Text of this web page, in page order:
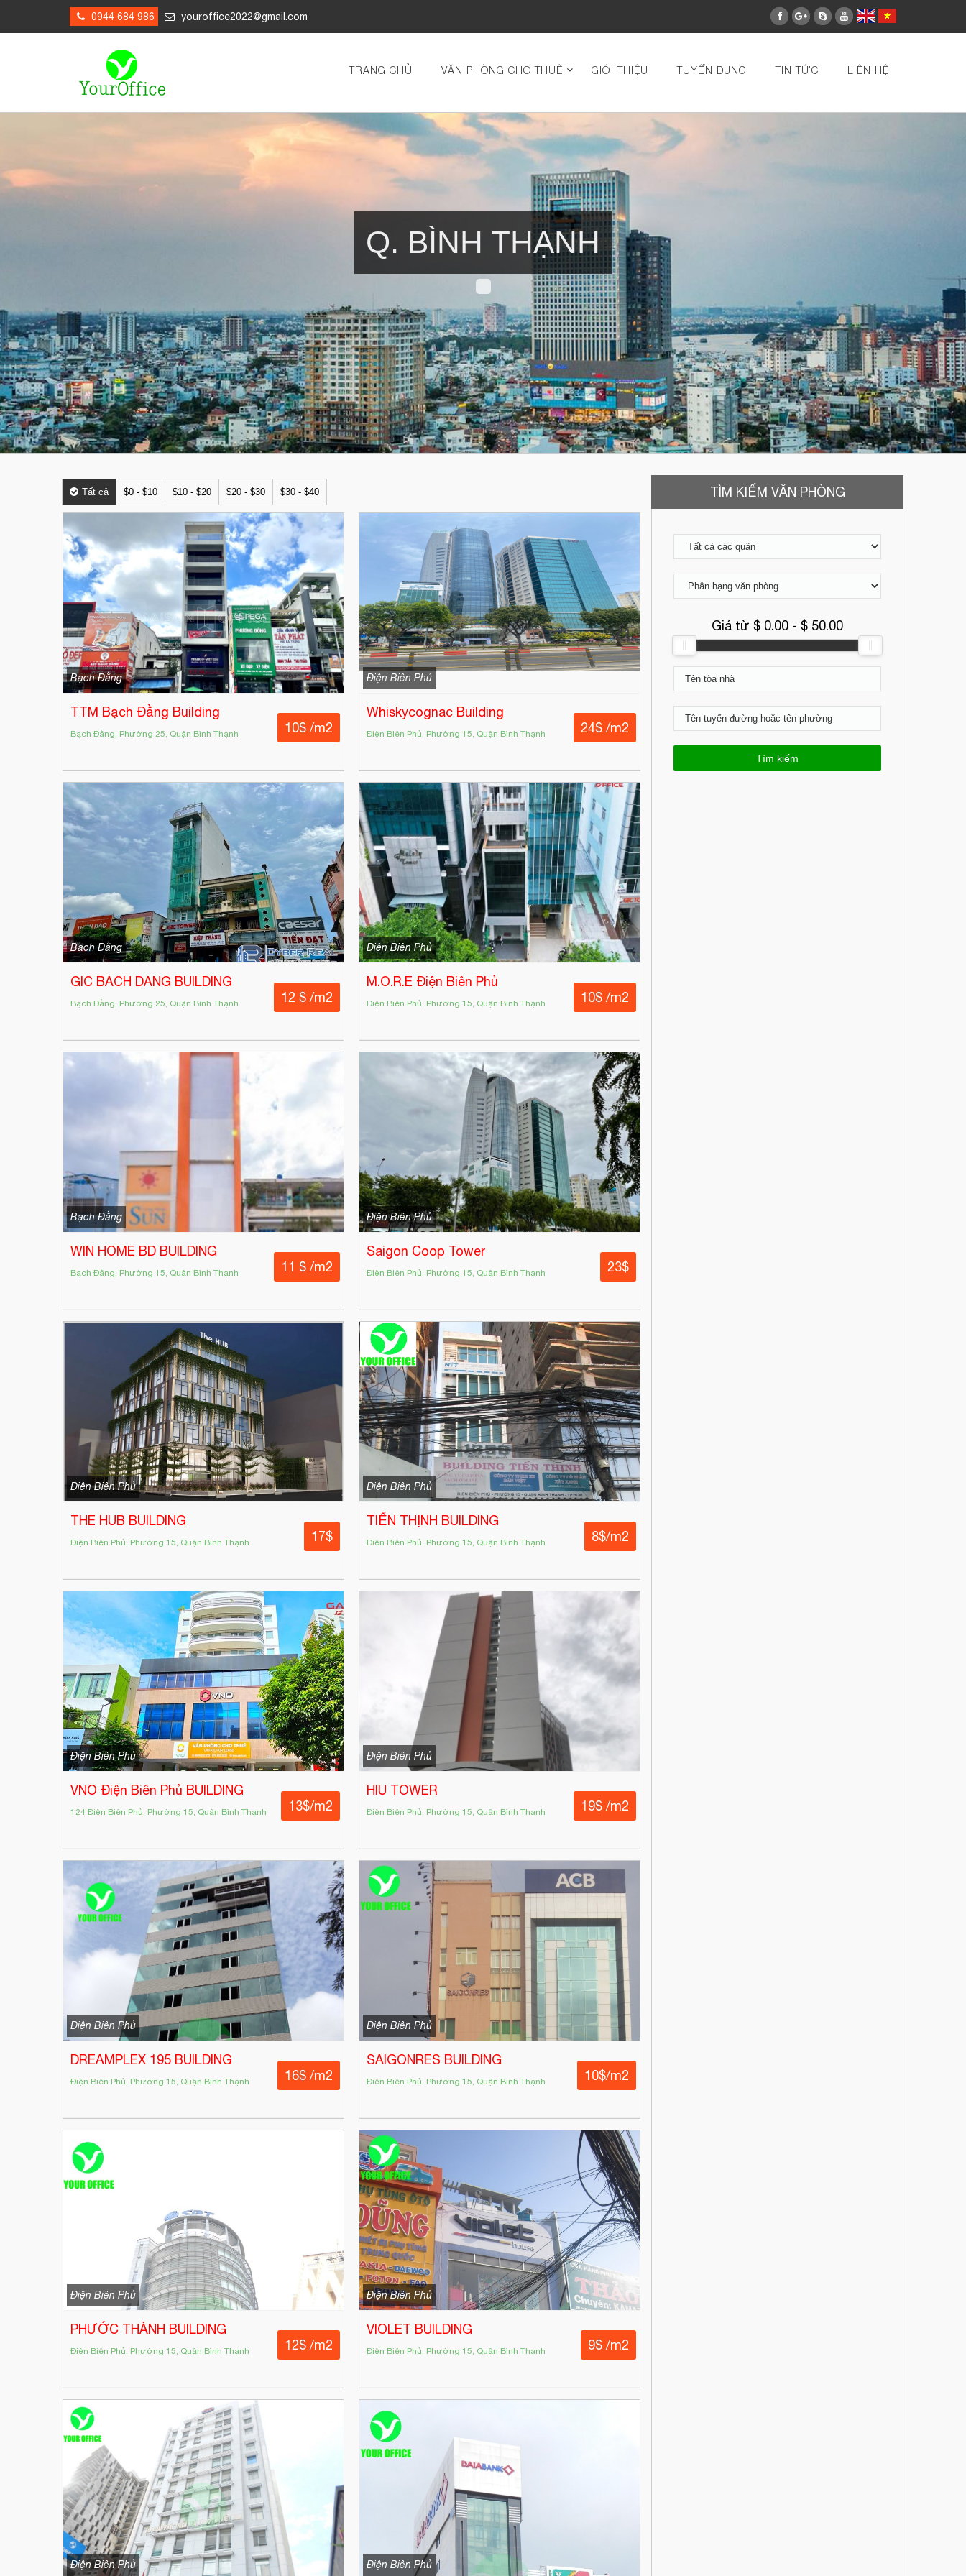
0944 684 986 youroffice2022@gmail.com
TRANG CHỦ VĂN PHÒNG CHO THUÊ GIỚI THIỆU TUYỂN DỤNG TIN TỨC LIÊN HỆ
Q. BÌNH THẠNH
TÌM KIẾM VĂN PHÒNG
Giá từ $ 0.00 - $ 50.00
Tất cả $0 - $10 $10 - $20 $20 - $30 $30 - $40
Bạch Đằng
TTM Bạch Đằng Building
Bạch Đằng, Phường 25, Quận Bình Thạnh 10$ /m2
Điện Biên Phủ
Whiskycognac Building
Điện Biên Phủ, Phường 15, Quận Bình Thạnh 24$ /m2
Bạch Đằng
GIC BACH DANG BUILDING
Bạch Đằng, Phường 25, Quận Bình Thạnh 12 $ /m2
Điện Biên Phủ
M.O.R.E Điện Biên Phủ
Điện Biên Phủ, Phường 15, Quận Bình Thạnh 10$ /m2
Bạch Đằng
WIN HOME BD BUILDING
Bạch Đằng, Phường 15, Quận Bình Thạnh 11 $ /m2
Điện Biên Phủ
Saigon Coop Tower
Điện Biên Phủ, Phường 15, Quận Bình Thạnh 23$
Điện Biên Phủ
THE HUB BUILDING
Điện Biên Phủ, Phường 15, Quận Bình Thạnh 17$
Điện Biên Phủ
TIẾN THỊNH BUILDING
Điện Biên Phủ, Phường 15, Quận Bình Thạnh 8$/m2
Điện Biên Phủ
VNO Điện Biên Phủ BUILDING
124 Điện Biên Phủ, Phường 15, Quận Bình Thạnh 13$/m2
Điện Biên Phủ
HIU TOWER
Điện Biên Phủ, Phường 15, Quận Bình Thạnh 19$ /m2
Điện Biên Phủ
DREAMPLEX 195 BUILDING
Điện Biên Phủ, Phường 15, Quận Bình Thạnh 16$ /m2
Điện Biên Phủ
SAIGONRES BUILDING
Điện Biên Phủ, Phường 15, Quận Bình Thạnh 10$/m2
Điện Biên Phủ
PHƯỚC THÀNH BUILDING
Điện Biên Phủ, Phường 15, Quận Bình Thạnh 12$ /m2
Điện Biên Phủ
VIOLET BUILDING
Điện Biên Phủ, Phường 15, Quận Bình Thạnh 9$ /m2
Điện Biên Phủ Điện Biên Phủ